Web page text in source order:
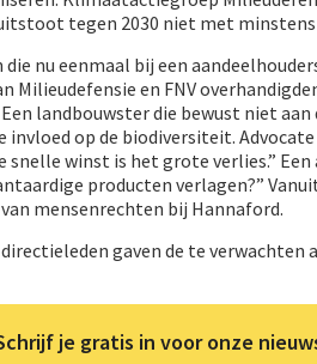
tegen 2030 niet met
nu eenmaal bij een
Milieudefensie en FNV
landbouwster die bewust niet
invloed op de biodiversiteit.
snelle winst is het grote verlies.”
producten verlagen?”
mensenrechten bij Hannaford.
directieleden gaven de te
je gratis in voor onze